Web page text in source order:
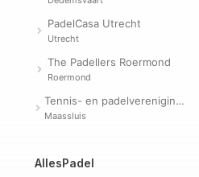
PadelCasa Utrecht
Utrecht
The Padellers Roermond
Roermond
Tennis- en padelvereniging Evergreen
Maassluis
AllesPadel